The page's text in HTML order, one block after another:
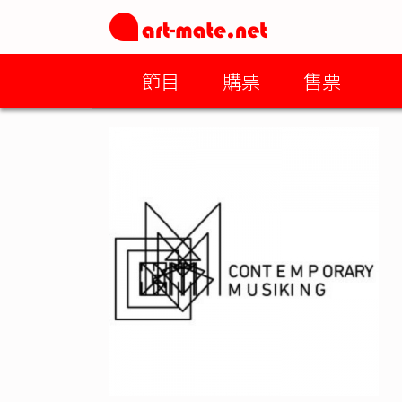
節目 購票 售票